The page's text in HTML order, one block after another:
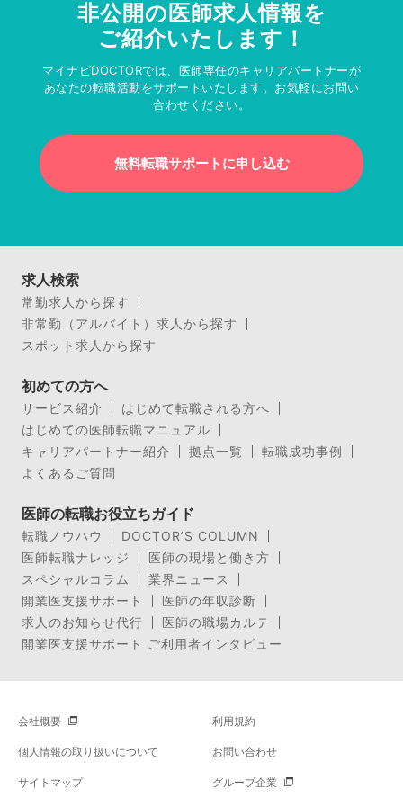
非公開の医師求人情報を
ご紹介いたします！
マイナビDOCTORでは、医師専任のキャリアパートナーが
あなたの転職活動をサポートいたします。お気軽にお問い
合わせください。
無料転職サポートに申し込む
求人検索
常勤求人から探す
非常勤（アルバイト）求人から探す
スポット求人から探す
初めての方へ
サービス紹介
はじめて転職される方へ
はじめての医師転職マニュアル
キャリアパートナー紹介
拠点一覧
転職成功事例
よくあるご質問
医師の転職お役立ちガイド
転職ノウハウ
DOCTOR’S COLUMN
医師転職ナレッジ
医師の現場と働き方
スペシャルコラム
業界ニュース
開業医支援サポート
医師の年収診断
求人のお知らせ代行
医師の職場カルテ
開業医支援サポート ご利用者インタビュー
会社概要 利用規約
個人情報の取り扱いについて お問い合わせ
サイトマップ グループ企業